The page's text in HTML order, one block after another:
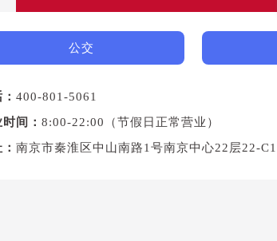
公交
400-801-5061
间： 8:00-22:00（节假日正常营业）
南京市秦淮区中山南路1号南京中心22层22-